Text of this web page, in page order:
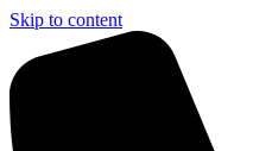
Skip to content